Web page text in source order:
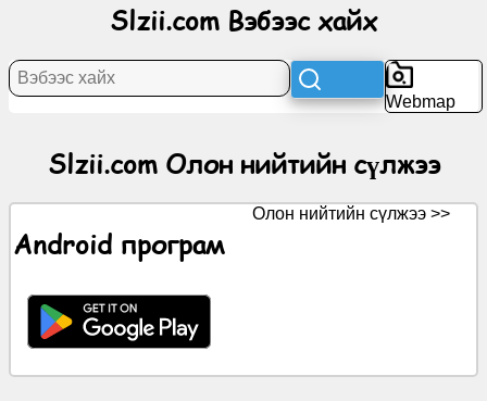
Мэдээ
дүрсүүд
Харилцагчид
Slzii.com Вэбээс хайх
Webmap
Slzii.com Олон нийтийн сүлжээ
Android програм
Олон нийтийн сүлжээ >>